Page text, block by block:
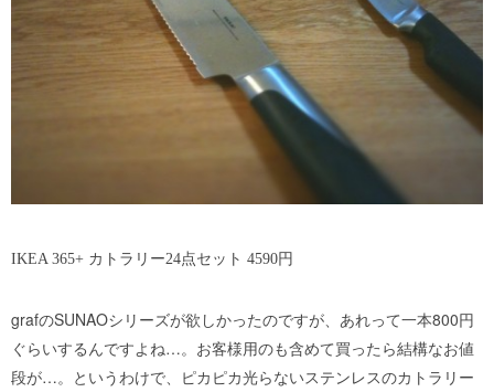
IKEA 365+ カトラリー24点セット 4590円
grafのSUNAOシリーズが欲しかったのですが、あれって一本800円
ぐらいするんですよね…。お客様用のも含めて買ったら結構なお値
段が…。というわけで、ピカピカ光らないステンレスのカトラリー